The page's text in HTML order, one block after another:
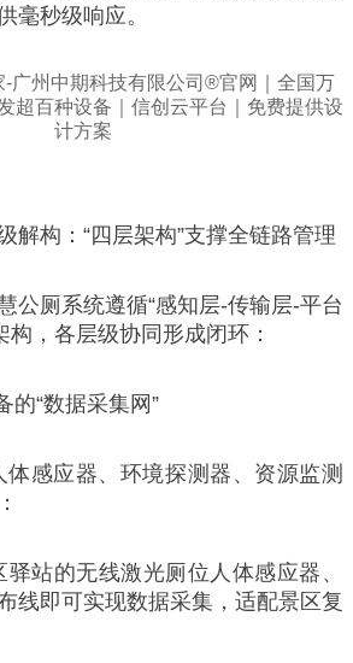
毫秒级响应。
解构：“四层架构”支撑全链路管理
公厕系统遵循“感知层-传输层-平台
构，各层级协同形成闭环：
的“数据采集网”
感应器、环境探测器、资源监测
站的无线激光厕位人体感应器、
线即可实现数据采集，适配景区复